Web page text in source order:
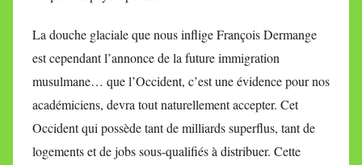
La douche glaciale que nous inflige François Dermange
est cependant l’annonce de la future immigration
musulmane… que l’Occident, c’est une évidence pour nos
académiciens, devra tout naturellement accepter. Cet
Occident qui possède tant de milliards superflus, tant de
logements et de jobs sous-qualifiés à distribuer. Cette